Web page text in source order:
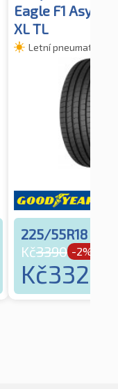
Eagle F1
XL TL
Letní pneumatiky
225/55R18
Kč3390 -2%
Kč3323